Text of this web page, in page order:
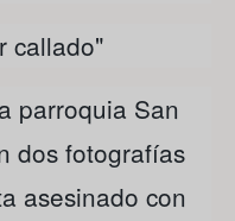
callado"
parroquia San
dos fotografías
asesinado con